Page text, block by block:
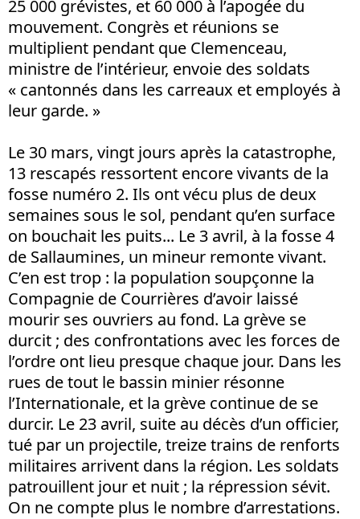
25 000 grévistes, et 60 000 à l’apogée du
mouvement. Congrès et réunions se
multiplient pendant que Clemenceau,
ministre de l’intérieur, envoie des soldats
« cantonnés dans les carreaux et employés à
leur garde. »
Le 30 mars, vingt jours après la catastrophe,
13 rescapés ressortent encore vivants de la
fosse numéro 2. Ils ont vécu plus de deux
semaines sous le sol, pendant qu’en surface
on bouchait les puits... Le 3 avril, à la fosse 4
de Sallaumines, un mineur remonte vivant.
C’en est trop : la population soupçonne la
Compagnie de Courrières d’avoir laissé
mourir ses ouvriers au fond. La grève se
durcit ; des confrontations avec les forces de
l’ordre ont lieu presque chaque jour. Dans les
rues de tout le bassin minier résonne
l’Internationale, et la grève continue de se
durcir. Le 23 avril, suite au décès d’un officier,
tué par un projectile, treize trains de renforts
militaires arrivent dans la région. Les soldats
patrouillent jour et nuit ; la répression sévit.
On ne compte plus le nombre d’arrestations.